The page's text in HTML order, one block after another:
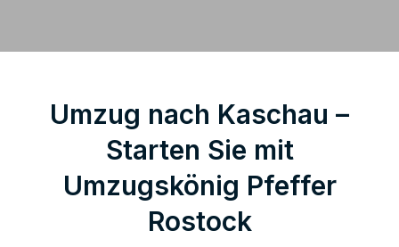
Umzug nach Kaschau –
Starten Sie mit
Umzugskönig Pfeffer
Rostock